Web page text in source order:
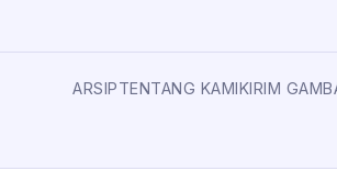
ARSIPTENTANG KAMIKIRIM